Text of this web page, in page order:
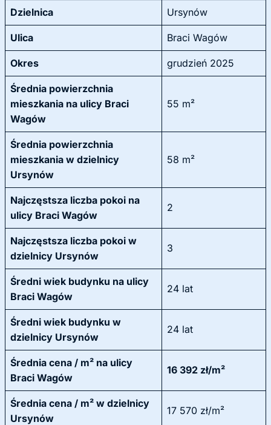
Dzielnica Ursynów
Ulica Braci Wagów
Okres grudzień 2025
Średnia powierzchnia
mieszkania na ulicy Braci
Wagów
55 m²
Średnia powierzchnia
mieszkania w dzielnicy
Ursynów
58 m²
Najczęstsza liczba pokoi na
ulicy Braci Wagów
2
Najczęstsza liczba pokoi w
dzielnicy Ursynów
3
Średni wiek budynku na ulicy
Braci Wagów
24 lat
Średni wiek budynku w
dzielnicy Ursynów
24 lat
Średnia cena / m² na ulicy
Braci Wagów
16 392 zł/m²
Średnia cena / m² w dzielnicy
Ursynów
17 570 zł/m²